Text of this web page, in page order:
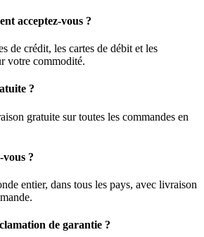
acceptez-vous ?
de crédit, les cartes de débit et les
votre commodité.
?
gratuite sur toutes les commandes en
?
entier, dans tous les pays, avec livraison
de garantie ?